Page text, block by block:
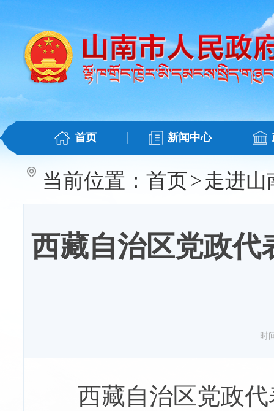
首页 新闻中心
当前位置： 首页>走进山
西藏自治区党政代
时
西藏自治区党政